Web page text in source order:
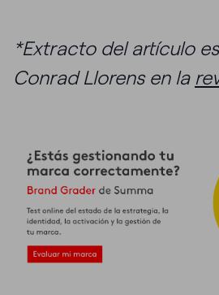
*Extracto del artículo
Conrad Llorens en la